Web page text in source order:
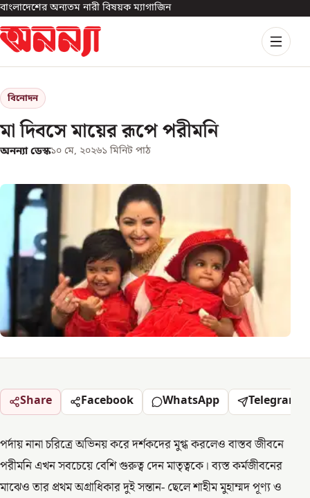
বাংলাদেশের অন্যতম নারী বিষয়ক ম্যাগাজিন
বিনোদন
মা দিবসে মায়ের রূপে পরীমনি
অনন্যা ডেস্ক১০ মে, ২০২৬১ মিনিট পাঠ
Share Facebook WhatsApp Telegram
পর্দায় নানা চরিত্রে অভিনয় করে দর্শকদের মুগ্ধ করলেও বাস্তব জীবনে
পরীমনি এখন সবচেয়ে বেশি গুরুত্ব দেন মাতৃত্বকে। ব্যস্ত কর্মজীবনের
মাঝেও তার প্রথম অগ্রাধিকার দুই সন্তান- ছেলে শাহীম মুহাম্মদ পূণ্য ও